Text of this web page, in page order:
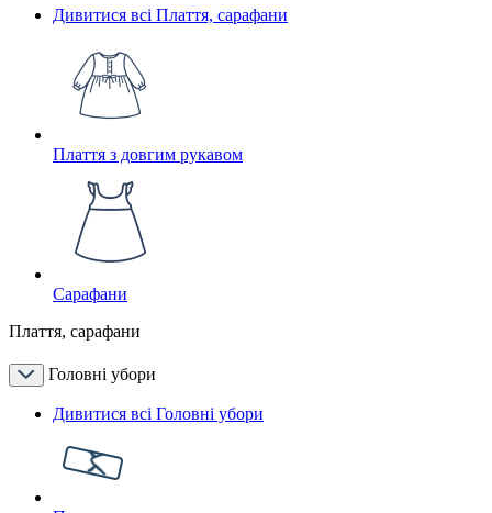
Дивитися всі Плаття, сарафани
Плаття з довгим рукавом
Сарафани
Плаття, сарафани
Головні убори
Дивитися всі Головні убори